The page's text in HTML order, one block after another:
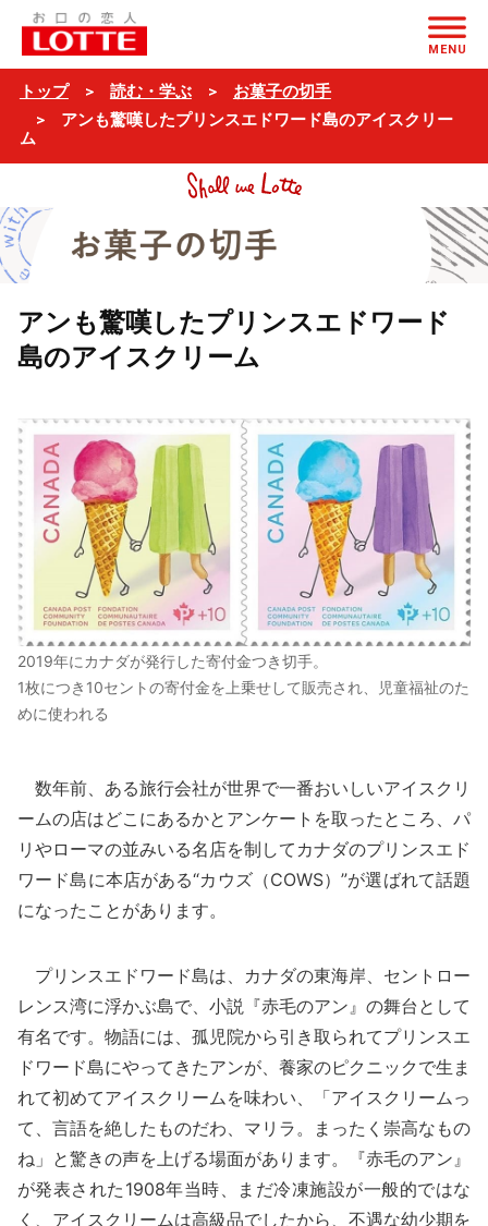
MENU
トップ 読む・学ぶ
お菓子の切手
アンも驚嘆したプリンスエドワード島のアイスクリー
ム
アンも驚嘆したプリンスエドワード
島のアイスクリーム
2019年にカナダが発行した寄付金つき切手。
1枚につき10セントの寄付金を上乗せして販売され、児童福祉のた
めに使われる
数年前、ある旅行会社が世界で一番おいしいアイスクリ
ームの店はどこにあるかとアンケートを取ったところ、パ
リやローマの並みいる名店を制してカナダのプリンスエド
ワード島に本店がある“カウズ（COWS）”が選ばれて話題
になったことがあります。
プリンスエドワード島は、カナダの東海岸、セントロー
レンス湾に浮かぶ島で、小説『赤毛のアン』の舞台として
有名です。物語には、孤児院から引き取られてプリンスエ
ドワード島にやってきたアンが、養家のピクニックで生ま
れて初めてアイスクリームを味わい、「アイスクリームっ
て、言語を絶したものだわ、マリラ。まったく崇高なもの
ね」と驚きの声を上げる場面があります。『赤毛のアン』
が発表された1908年当時、まだ冷凍施設が一般的ではな
く、アイスクリームは高級品でしたから、不遇な幼少期を